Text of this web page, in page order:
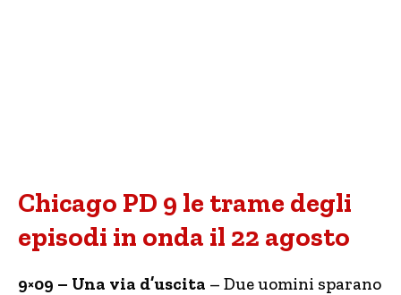
Chicago PD 9 le trame degli
episodi in onda il 22 agosto
9×09 – Una via d’uscita – Due uomini sparano